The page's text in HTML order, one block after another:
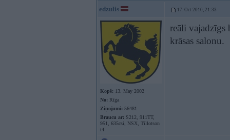
edzulis 17. Oct 2010, 21:33
Kopš: 13. May 2002
No: Rīga
Ziņojumi: 56481
Braucu ar: S212, 911TT,
951, 635csi, NSX, Tillotson
t4
reāli vajadzīgs
krāsas salonu.